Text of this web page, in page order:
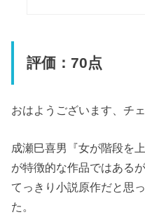
評価：70点
おはようございます、チ
成瀬巳喜男『女が階段を
が特徴的な作品ではある
てっきり小説原作だと思
た。